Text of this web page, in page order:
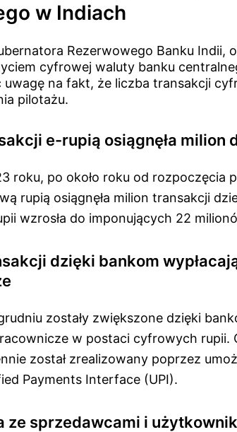
w Indiach
Rezerwowego Banku Indii,
cyfrowej waluty banku
na fakt, że liczba transakcji
pilotażu.
e-rupią osiągnęła milion
roku, po około roku od rozpoczęcia
rupią osiągnęła milion transakcji
wzrosła do imponujących 22
dzięki bankom
zostały zwiększone dzięki
w postaci cyfrowych rupii.
został zrealizowany poprzez
Payments Interface (UPI).
ze sprzedawcami i